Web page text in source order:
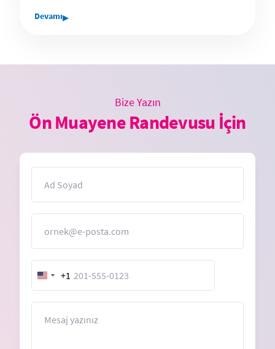
Devamı▸
Bize Yazın
Ön Muayene Randevusu İçin
United
States
+1